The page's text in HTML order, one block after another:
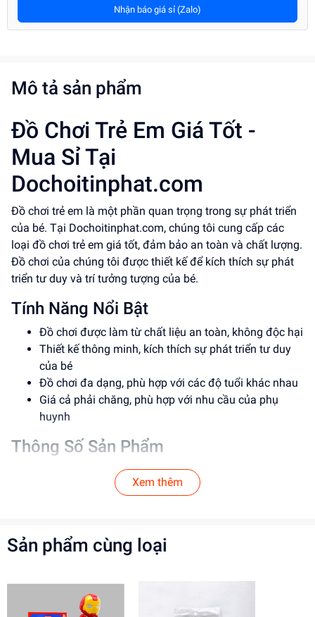
Nhận báo giá sỉ (Zalo)
Mô tả sản phẩm
Đồ Chơi Trẻ Em Giá Tốt -
Mua Sỉ Tại
Dochoitinphat.com
Đồ chơi trẻ em là một phần quan trọng trong sự phát triển
của bé. Tại Dochoitinphat.com, chúng tôi cung cấp các
loại đồ chơi trẻ em giá tốt, đảm bảo an toàn và chất lượng.
Đồ chơi của chúng tôi được thiết kế để kích thích sự phát
triển tư duy và trí tưởng tượng của bé.
Tính Năng Nổi Bật
Đồ chơi được làm từ chất liệu an toàn, không độc hại
Thiết kế thông minh, kích thích sự phát triển tư duy
của bé
Đồ chơi đa dạng, phù hợp với các độ tuổi khác nhau
Giá cả phải chăng, phù hợp với nhu cầu của phụ
huynh
Thông Số Sản Phẩm
Item No: ABC123
Loại: Đồ chơi giáo dục
Hướng Dẫn Sử Dụng
bảo không có hư hỏng
Hướng dẫn bé sử dụng đồ chơi một cách an toàn và
Xem thêm
Sản phẩm cùng loại